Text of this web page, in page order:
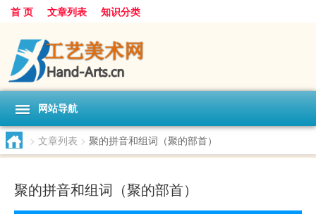
首 页 文章列表 知识分类
网站导航
> 文章列表 > 聚的拼音和组词（聚的部首）
聚的拼音和组词（聚的部首）